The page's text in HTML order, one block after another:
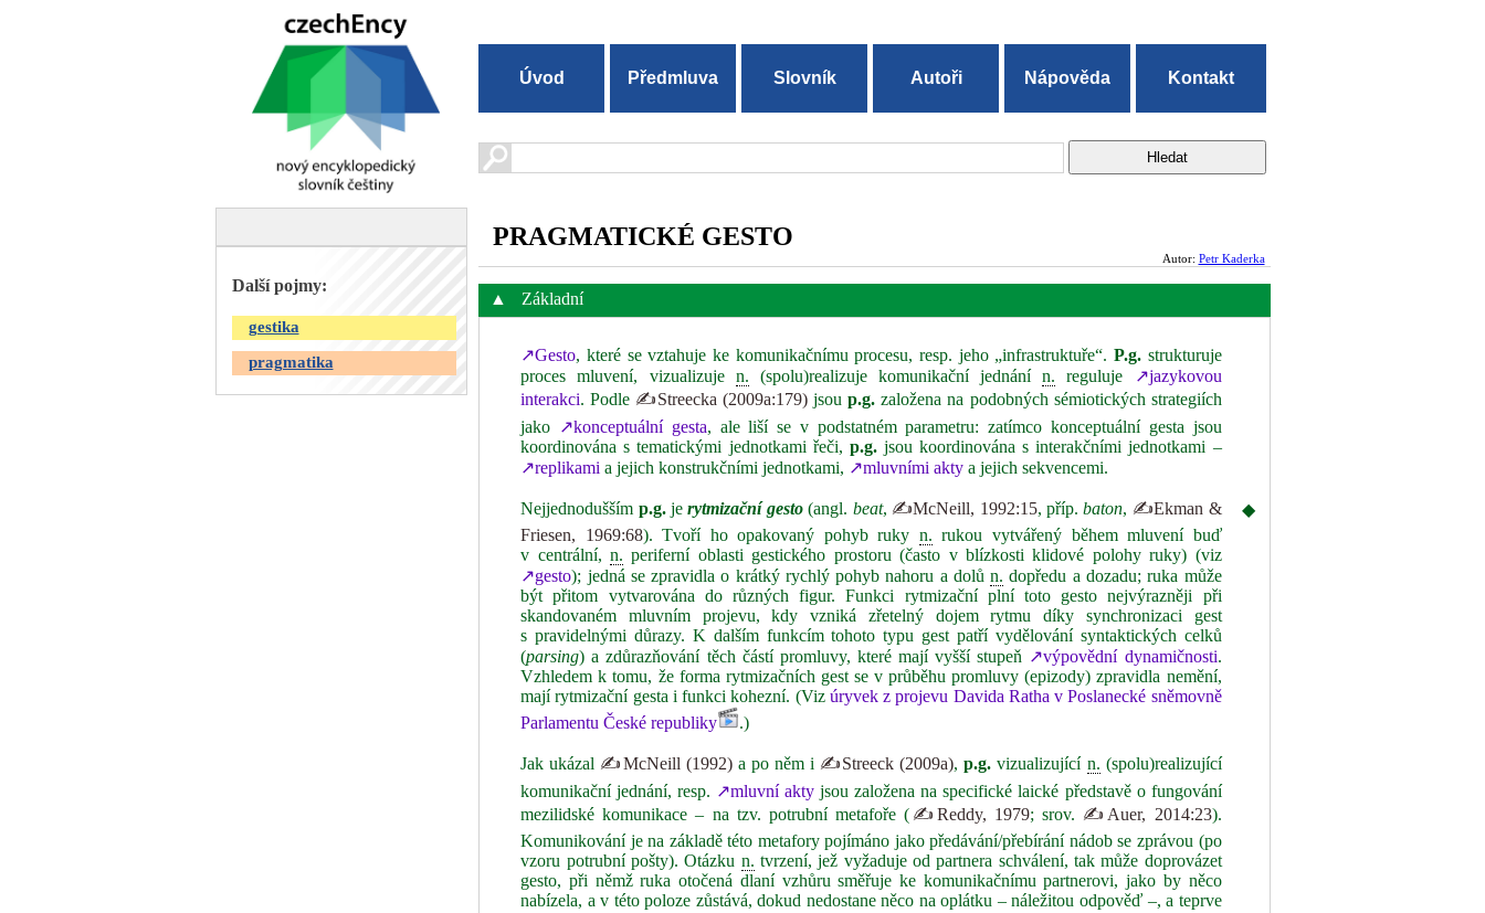
Úvod Předmluva Slovník Autoři Nápověda Kontakt
PRAGMATICKÉ GESTO
Autor: Petr Kaderka
▲ Základní
↗Gesto, které se vztahuje ke komunikačnímu procesu, resp. jeho „infrastruktuře“. P.g.strukturuje
proces mluvení, vizualizuje n. (spolu)realizuje komunikační jednánín. reguluje
↗jazykovou
interakci. Podle ✍Streecka (2009a:179) jsoup.g. založena na podobných sémiotických strategiích
jako ↗konceptuální gesta, ale liší se v podstatném parametru: zatímco konceptuální gesta jsou
koordinována s tematickými jednotkami řeči, p.g.jsou koordinována s interakčními jednotkami –
↗replikami a jejich konstrukčními jednotkami, ↗mluvními akty a jejich sekvencemi.
Nejjednodušším p.g.jerytmizační gesto(angl. beat, ✍McNeill, 1992:15, příp.baton, ✍Ekman &
Friesen, 1969:68). Tvoří ho opakovaný pohyb ruky n. rukou vytvářený během mluvení buď
v centrální,n. periferní oblasti gestického prostoru (často v blízkosti klidové polohy ruky) (viz
↗gesto); jedná se zpravidla o krátký rychlý pohyb nahoru a dolůn. dopředu a dozadu; ruka může
být přitom vytvarována do různých figur. Funkci rytmizační plní toto gesto nejvýrazněji při
skandovaném mluvním projevu, kdy vzniká zřetelný dojem rytmu díky synchronizaci gest
s pravidelnými důrazy. K dalším funkcím tohoto typu gest patří vydělování syntaktických celků
(parsing) a zdůrazňování těch částí promluvy, které mají vyšší stupeň ↗výpovědní dynamičnosti.
Vzhledem k tomu, že forma rytmizačních gest se v průběhu promluvy (epizody) zpravidla nemění,
mají rytmizační gesta i funkci kohezní. (Viz úryvek z projevu Davida Ratha v Poslanecké sněmovně
Parlamentu České republiky
.)
Jak ukázal ✍McNeill (1992)a po něm i ✍Streeck (2009a),p.g. vizualizující n. (spolu)realizující
komunikační jednání, resp. ↗mluvní akty jsou založena na specifické laické představě o fungování
mezilidské komunikace – na tzv. potrubní metafoře (✍Reddy, 1979; srov. ✍Auer, 2014:23).
Komunikování je na základě této metafory pojímáno jako předávání/přebírání nádob se zprávou (po
vzoru potrubní pošty). Otázku n. tvrzení, jež vyžaduje od partnera schválení, tak může doprovázet
gesto, při němž ruka otočená dlaní vzhůru směřuje ke komunikačnímu partnerovi, jako by něco
nabízela, a v této poloze zůstává, dokud nedostane něco na oplátku – náležitou odpověď –, a teprve
◆
Další pojmy:
gestika
pragmatika